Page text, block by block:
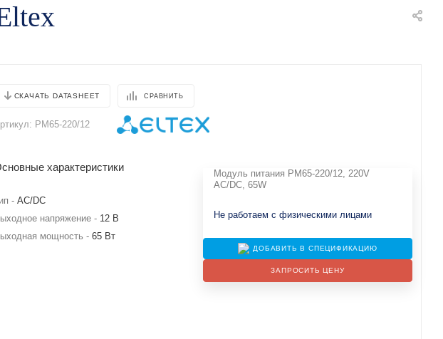
СКАЧАТЬ DATASHEET СРАВНИТЬ
PM65-220/12
характеристики
- AC/DC
напряжение - 12 В
мощность - 65 Вт
Модуль питания PM65-220/12, 220V
AC/DC, 65W
Не работаем с физическими лицами
ДОБАВИТЬ В СПЕЦИФИКАЦИЮ
ЗАПРОСИТЬ ЦЕНУ